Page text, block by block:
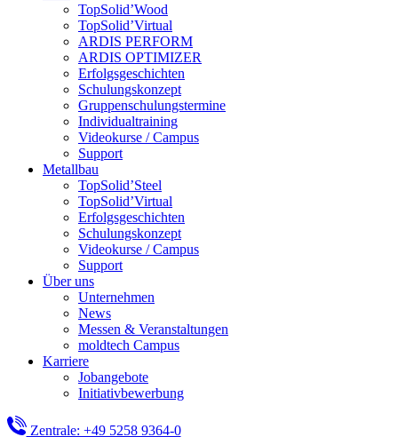
TopSolid’Wood
TopSolid’Virtual
ARDIS PERFORM
ARDIS OPTIMIZER
Erfolgsgeschichten
Schulungskonzept
Gruppenschulungstermine
Individualtraining
Videokurse / Campus
Support
Metallbau
TopSolid’Steel
TopSolid’Virtual
Erfolgsgeschichten
Schulungskonzept
Videokurse / Campus
Support
Über uns
Unternehmen
News
Messen & Veranstaltungen
moldtech Campus
Karriere
Jobangebote
Initiativbewerbung
Zentrale: +49 5258 9364-0